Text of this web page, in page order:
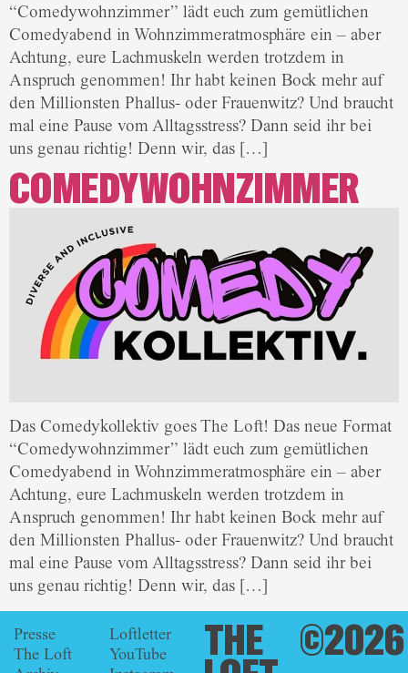
“Comedywohnzimmer” lädt euch zum gemütlichen
Comedyabend in Wohnzimmeratmosphäre ein – aber
Achtung, eure Lachmuskeln werden trotzdem in
Anspruch genommen! Ihr habt keinen Bock mehr auf
den Millionsten Phallus- oder Frauenwitz? Und braucht
mal eine Pause vom Alltagsstress? Dann seid ihr bei
uns genau richtig! Denn wir, das […]
COMEDYWOHNZIMMER
Das Comedykollektiv goes The Loft! Das neue Format
“Comedywohnzimmer” lädt euch zum gemütlichen
Comedyabend in Wohnzimmeratmosphäre ein – aber
Achtung, eure Lachmuskeln werden trotzdem in
Anspruch genommen! Ihr habt keinen Bock mehr auf
den Millionsten Phallus- oder Frauenwitz? Und braucht
mal eine Pause vom Alltagsstress? Dann seid ihr bei
uns genau richtig! Denn wir, das […]
THE
Presse
The Loft
Loftletter
YouTube
©2026